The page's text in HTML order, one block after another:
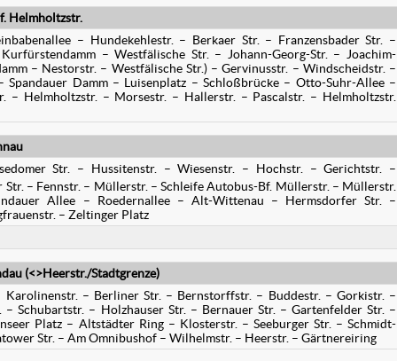
Helmholtzstr.
– Hundekehlestr. – Berkaer Str. – Franzensbader Str. –
– Westfälische Str. – Johann-Georg-Str. – Joachim-
– Nestorstr. – Westfälische Str.) – Gervinusstr. – Windscheidstr. –
Spandauer Damm – Luisenplatz – Schloßbrücke – Otto-Suhr-Allee –
– Helmholtzstr. – Morsestr. – Hallerstr. – Pascalstr. – Helmholtzstr.
Str. – Hussitenstr. – Wiesenstr. – Hochstr. – Gerichtstr. –
Str. – Fennstr. – Müllerstr. – Schleife Autobus-Bf. Müllerstr. – Müllerstr.
Allee – Roedernallee – Alt-Wittenau – Hermsdorfer Str. –
– Zeltinger Platz
(<>Heerstr./Stadtgrenze)
Karolinenstr. – Berliner Str. – Bernstorffstr. – Buddestr. – Gorkistr. –
Schubartstr. – Holzhauser Str. – Bernauer Str. – Gartenfelder Str. –
Platz – Altstädter Ring – Klosterstr. – Seeburger Str. – Schmidt-
Str. – Am Omnibushof – Wilhelmstr. – Heerstr. – Gärtnereiring